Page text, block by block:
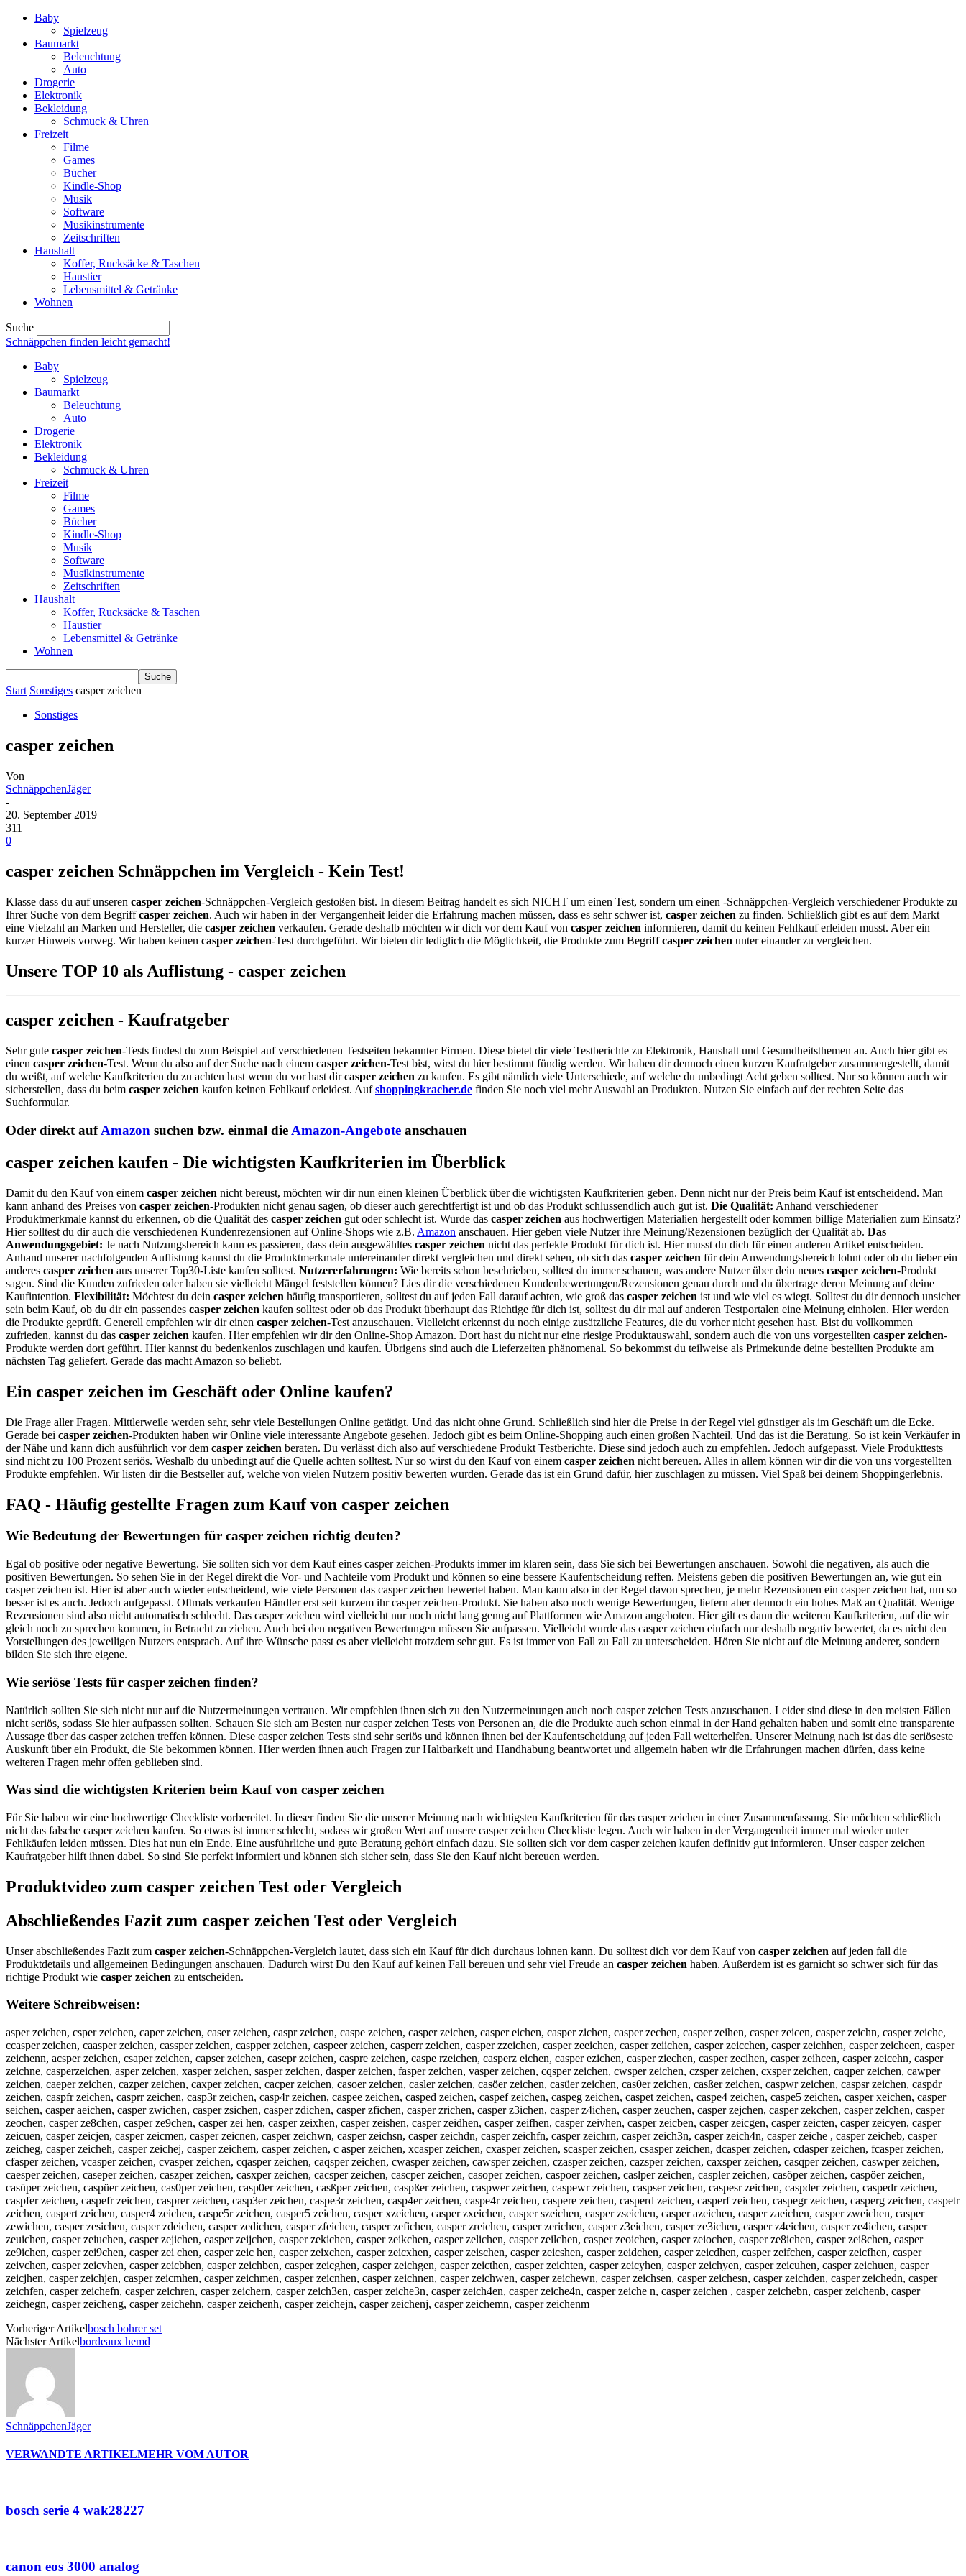
Baby
Spielzeug
Baumarkt
Beleuchtung
Auto
Drogerie
Elektronik
Bekleidung
Schmuck & Uhren
Freizeit
Filme
Games
Bücher
Kindle-Shop
Musik
Software
Musikinstrumente
Zeitschriften
Haushalt
Koffer, Rucksäcke & Taschen
Haustier
Lebensmittel & Getränke
Wohnen
Suche
Schnäppchen finden leicht gemacht!
Baby
Spielzeug
Baumarkt
Beleuchtung
Auto
Drogerie
Elektronik
Bekleidung
Schmuck & Uhren
Freizeit
Filme
Games
Bücher
Kindle-Shop
Musik
Software
Musikinstrumente
Zeitschriften
Haushalt
Koffer, Rucksäcke & Taschen
Haustier
Lebensmittel & Getränke
Wohnen
Start Sonstiges casper zeichen
Sonstiges
casper zeichen
Von
SchnäppchenJäger
-
20. September 2019
311
0
casper zeichen Schnäppchen im Vergleich - Kein Test!
Klasse dass du auf unseren casper zeichen-Schnäppchen-Vergleich gestoßen bist. In diesem Beitrag handelt es sich NICHT um einen Test, sondern um einen -Schnäppchen-Vergleich verschiedener Produkte zu
Ihrer Suche von dem Begriffcasper zeichen. Auch wir haben in der Vergangenheit leider die Erfahrung machen müssen, dass es sehr schwer ist, casper zeichen zu finden. Schließlich gibt es auf dem Markt
eine Vielzahl an Marken und Hersteller, die casper zeichen verkaufen. Gerade deshalb möchten wir dich vor dem Kauf von casper zeichen informieren, damit du keinen Fehlkauf erleiden musst. Aber ein
kurzer Hinweis vorweg. Wir haben keinen casper zeichen-Test durchgeführt. Wir bieten dir lediglich die Möglichkeit, die Produkte zum Begriffcasper zeichen unter einander zu vergleichen.
Unsere TOP 10 als Auflistung - casper zeichen
casper zeichen - Kaufratgeber
Sehr gute casper zeichen-Tests findest du zum Beispiel auf verschiedenen Testseiten bekannter Firmen. Diese bietet dir viele Testberichte zu Elektronik, Haushalt und Gesundheitsthemen an. Auch hier gibt es
einen casper zeichen-Test. Wenn du also auf der Suche nach einem casper zeichen-Test bist, wirst du hier bestimmt fündig werden. Wir haben dir dennoch einen kurzen Kaufratgeber zusammengestellt, damit
du weißt, auf welche Kaufkriterien du zu achten hast wenn du vor hast dircasper zeichen zu kaufen. Es gibt nämlich viele Unterschiede, auf welche du unbedingt Acht geben solltest. Nur so können auch wir
sicherstellen, dass du beim casper zeichen kaufen keinen Fehlkauf erleidest. Aufshoppingkracher.de finden Sie noch viel mehr Auswahl an Produkten. Nutzen Sie einfach auf der rechten Seite das
Suchformular.
Oder direkt aufAmazon suchen bzw. einmal die Amazon-Angebote anschauen
casper zeichen kaufen - Die wichtigsten Kaufkriterien im Überblick
Damit du den Kauf von einem casper zeichen nicht bereust, möchten wir dir nun einen kleinen Überblick über die wichtigsten Kaufkriterien geben. Denn nicht nur der Preis beim Kauf ist entscheidend. Man
kann anhand des Preises von casper zeichen-Produkten nicht genau sagen, ob dieser auch gerechtfertigt ist und ob das Produkt schlussendlich auch gut ist. Die Qualität: Anhand verschiedener
Produktmerkmale kannst du erkennen, ob die Qualität des casper zeichen gut oder schlecht ist. Wurde das casper zeichen aus hochwertigen Materialien hergestellt oder kommen billige Materialien zum Einsatz?
Hier solltest du dir auch die verschiedenen Kundenrezensionen auf Online-Shops wie z.B. Amazon anschauen. Hier geben viele Nutzer ihre Meinung/Rezensionen bezüglich der Qualität ab. Das
Anwendungsgebiet: Je nach Nutzungsbereich kann es passieren, dass dein ausgewähltes casper zeichen nicht das perfekte Produkt für dich ist. Hier musst du dich für einen anderen Artikel entscheiden.
Anhand unserer nachfolgenden Auflistung kannst du die Produktmerkmale untereinander direkt vergleichen und direkt sehen, ob sich das casper zeichen für dein Anwendungsbereich lohnt oder ob du lieber ein
anderes casper zeichen aus unserer Top30-Liste kaufen solltest. Nutzererfahrungen: Wie bereits schon beschrieben, solltest du immer schauen, was andere Nutzer über dein neues casper zeichen-Produkt
sagen. Sind die Kunden zufrieden oder haben sie vielleicht Mängel feststellen können? Lies dir die verschiedenen Kundenbewertungen/Rezensionen genau durch und du übertrage deren Meinung auf deine
Kaufintention. Flexibilität: Möchtest du dein casper zeichen häufig transportieren, solltest du auf jeden Fall darauf achten, wie groß das casper zeichen ist und wie viel es wiegt. Solltest du dir dennoch unsicher
sein beim Kauf, ob du dir ein passendes casper zeichen kaufen solltest oder ob das Produkt überhaupt das Richtige für dich ist, solltest du dir mal auf anderen Testportalen eine Meinung einholen. Hier werden
die Produkte geprüft. Generell empfehlen wir dir einen casper zeichen-Test anzuschauen. Vielleicht erkennst du noch einige zusätzliche Features, die du vorher nicht gesehen hast. Bist du vollkommen
zufrieden, kannst du das casper zeichen kaufen. Hier empfehlen wir dir den Online-Shop Amazon. Dort hast du nicht nur eine riesige Produktauswahl, sondern auch die von uns vorgestellten casper zeichen-
Produkte werden dort geführt. Hier kannst du bedenkenlos zuschlagen und kaufen. Übrigens sind auch die Lieferzeiten phänomenal. So bekommst du teilweise als Primekunde deine bestellten Produkte am
nächsten Tag geliefert. Gerade das macht Amazon so beliebt.
Ein casper zeichen im Geschäft oder Online kaufen?
Die Frage aller Fragen. Mittlerweile werden sehr, sehr viele Bestellungen Online getätigt. Und das nicht ohne Grund. Schließlich sind hier die Preise in der Regel viel günstiger als im Geschäft um die Ecke.
Gerade bei casper zeichen-Produkten haben wir Online viele interessante Angebote gesehen. Jedoch gibt es beim Online-Shopping auch einen großen Nachteil. Und das ist die Beratung. So ist kein Verkäufer in
der Nähe und kann dich ausführlich vor dem casper zeichen beraten. Du verlässt dich also auf verschiedene Produkt Testberichte. Diese sind jedoch auch zu empfehlen. Jedoch aufgepasst. Viele Produkttests
sind nicht zu 100 Prozent seriös. Weshalb du unbedingt auf die Quelle achten solltest. Nur so wirst du den Kauf von einem casper zeichen nicht bereuen. Alles in allem können wir dir die von uns vorgestellten
Produkte empfehlen. Wir listen dir die Bestseller auf, welche von vielen Nutzern positiv bewerten wurden. Gerade das ist ein Grund dafür, hier zuschlagen zu müssen. Viel Spaß bei deinem Shoppingerlebnis.
FAQ - Häufig gestellte Fragen zum Kauf von casper zeichen
Wie Bedeutung der Bewertungen für casper zeichen richtig deuten?
Egal ob positive oder negative Bewertung. Sie sollten sich vor dem Kauf eines casper zeichen-Produkts immer im klaren sein, dass Sie sich bei Bewertungen anschauen. Sowohl die negativen, als auch die
positiven Bewertungen. So sehen Sie in der Regel direkt die Vor- und Nachteile vom Produkt und können so eine bessere Kaufentscheidung reffen. Meistens geben die positiven Bewertungen an, wie gut ein
casper zeichen ist. Hier ist aber auch wieder entscheidend, wie viele Personen das casper zeichen bewertet haben. Man kann also in der Regel davon sprechen, je mehr Rezensionen ein casper zeichen hat, um so
besser ist es auch. Jedoch aufgepasst. Oftmals verkaufen Händler erst seit kurzem ihr casper zeichen-Produkt. Sie haben also noch wenige Bewertungen, liefern aber dennoch ein hohes Maß an Qualität. Wenige
Rezensionen sind also nicht automatisch schlecht. Das casper zeichen wird vielleicht nur noch nicht lang genug auf Plattformen wie Amazon angeboten. Hier gilt es dann die weiteren Kaufkriterien, auf die wir
gleich noch zu sprechen kommen, in Betracht zu ziehen. Auch bei den negativen Bewertungen müssen Sie aufpassen. Vielleicht wurde das casper zeichen einfach nur deshalb negativ bewertet, da es nicht den
Vorstellungen des jeweiligen Nutzers entsprach. Auf ihre Wünsche passt es aber vielleicht trotzdem sehr gut. Es ist immer von Fall zu Fall zu unterscheiden. Hören Sie nicht auf die Meinung anderer, sondern
bilden Sie sich ihre eigene.
Wie seriöse Tests für casper zeichen finden?
Natürlich sollten Sie sich nicht nur auf die Nutzermeinungen vertrauen. Wir empfehlen ihnen sich zu den Nutzermeinungen auch noch casper zeichen Tests anzuschauen. Leider sind diese in den meisten Fällen
nicht seriös, sodass Sie hier aufpassen sollten. Schauen Sie sich am Besten nur casper zeichen Tests von Personen an, die die Produkte auch schon einmal in der Hand gehalten haben und somit eine transparente
Aussage über das casper zeichen treffen können. Diese casper zeichen Tests sind sehr seriös und können ihnen bei der Kaufentscheidung auf jeden Fall weiterhelfen. Unserer Meinung nach ist das die seriöseste
Auskunft über ein Produkt, die Sie bekommen können. Hier werden ihnen auch Fragen zur Haltbarkeit und Handhabung beantwortet und allgemein haben wir die Erfahrungen machen dürfen, dass keine
weiteren Fragen mehr offen geblieben sind.
Was sind die wichtigsten Kriterien beim Kauf von casper zeichen
Für Sie haben wir eine hochwertige Checkliste vorbereitet. In dieser finden Sie die unserer Meinung nach wichtigsten Kaufkriterien für das casper zeichen in einer Zusammenfassung. Sie möchten schließlich
nicht das falsche casper zeichen kaufen. So etwas ist immer schlecht, sodass wir großen Wert auf unsere casper zeichen Checkliste legen. Auch wir haben in der Vergangenheit immer mal wieder unter
Fehlkäufen leiden müssen. Dies hat nun ein Ende. Eine ausführliche und gute Beratung gehört einfach dazu. Sie sollten sich vor dem casper zeichen kaufen definitiv gut informieren. Unser casper zeichen
Kaufratgeber hilft ihnen dabei. So sind Sie perfekt informiert und können sich sicher sein, dass Sie den Kauf nicht bereuen werden.
Produktvideo zum casper zeichen Test oder Vergleich
Abschließendes Fazit zum casper zeichen Test oder Vergleich
Unser abschließendes Fazit zum casper zeichen-Schnäppchen-Vergleich lautet, dass sich ein Kauf für dich durchaus lohnen kann. Du solltest dich vor dem Kauf von casper zeichen auf jeden fall die
Produktdetails und allgemeinen Bedingungen anschauen. Dadurch wirst Du den Kauf auf keinen Fall bereuen und sehr viel Freude an casper zeichen haben. Außerdem ist es garnicht so schwer sich für das
richtige Produkt wie casper zeichen zu entscheiden.
Weitere Schreibweisen:
asper zeichen, csper zeichen, caper zeichen, caser zeichen, caspr zeichen, caspe zeichen, casper zeichen, casper eichen, casper zichen, casper zechen, casper zeihen, casper zeicen, casper zeichn, casper zeiche,
ccasper zeichen, caasper zeichen, cassper zeichen, caspper zeichen, caspeer zeichen, casperr zeichen, casper zzeichen, casper zeeichen, casper zeiichen, casper zeicchen, casper zeichhen, casper zeicheen, casper
zeichenn, acsper zeichen, csaper zeichen, capser zeichen, casepr zeichen, caspre zeichen, caspe rzeichen, casperz eichen, casper ezichen, casper ziechen, casper zecihen, casper zeihcen, casper zeicehn, casper
zeichne, casperzeichen, asper zeichen, xasper zeichen, sasper zeichen, dasper zeichen, fasper zeichen, vasper zeichen, cqsper zeichen, cwsper zeichen, czsper zeichen, cxsper zeichen, caqper zeichen, cawper
zeichen, caeper zeichen, cazper zeichen, caxper zeichen, cacper zeichen, casoer zeichen, casler zeichen, casöer zeichen, casüer zeichen, cas0er zeichen, casßer zeichen, caspwr zeichen, caspsr zeichen, caspdr
zeichen, caspfr zeichen, casprr zeichen, casp3r zeichen, casp4r zeichen, caspee zeichen, casped zeichen, caspef zeichen, caspeg zeichen, caspet zeichen, caspe4 zeichen, caspe5 zeichen, casper xeichen, casper
seichen, casper aeichen, casper zwichen, casper zsichen, casper zdichen, casper zfichen, casper zrichen, casper z3ichen, casper z4ichen, casper zeuchen, casper zejchen, casper zekchen, casper zelchen, casper
zeochen, casper ze8chen, casper ze9chen, casper zei hen, casper zeixhen, casper zeishen, casper zeidhen, casper zeifhen, casper zeivhen, casper zeicben, casper zeicgen, casper zeicten, casper zeicyen, casper
zeicuen, casper zeicjen, casper zeicmen, casper zeicnen, casper zeichwn, casper zeichsn, casper zeichdn, casper zeichfn, casper zeichrn, casper zeich3n, casper zeich4n, casper zeiche , casper zeicheb, casper
zeicheg, casper zeicheh, casper zeichej, casper zeichem, casper zeichen, c asper zeichen, xcasper zeichen, cxasper zeichen, scasper zeichen, csasper zeichen, dcasper zeichen, cdasper zeichen, fcasper zeichen,
cfasper zeichen, vcasper zeichen, cvasper zeichen, cqasper zeichen, caqsper zeichen, cwasper zeichen, cawsper zeichen, czasper zeichen, cazsper zeichen, caxsper zeichen, casqper zeichen, caswper zeichen,
caesper zeichen, caseper zeichen, caszper zeichen, casxper zeichen, cacsper zeichen, cascper zeichen, casoper zeichen, caspoer zeichen, caslper zeichen, caspler zeichen, casöper zeichen, caspöer zeichen,
casüper zeichen, caspüer zeichen, cas0per zeichen, casp0er zeichen, casßper zeichen, caspßer zeichen, caspwer zeichen, caspewr zeichen, caspser zeichen, caspesr zeichen, caspder zeichen, caspedr zeichen,
caspfer zeichen, caspefr zeichen, casprer zeichen, casp3er zeichen, caspe3r zeichen, casp4er zeichen, caspe4r zeichen, caspere zeichen, casperd zeichen, casperf zeichen, caspegr zeichen, casperg zeichen, caspetr
zeichen, caspert zeichen, casper4 zeichen, caspe5r zeichen, casper5 zeichen, casper xzeichen, casper zxeichen, casper szeichen, casper zseichen, casper azeichen, casper zaeichen, casper zweichen, casper
zewichen, casper zesichen, casper zdeichen, casper zedichen, casper zfeichen, casper zefichen, casper zreichen, casper zerichen, casper z3eichen, casper ze3ichen, casper z4eichen, casper ze4ichen, casper
zeuichen, casper zeiuchen, casper zejichen, casper zeijchen, casper zekichen, casper zeikchen, casper zelichen, casper zeilchen, casper zeoichen, casper zeiochen, casper ze8ichen, casper zei8chen, casper
ze9ichen, casper zei9chen, casper zei chen, casper zeic hen, casper zeixchen, casper zeicxhen, casper zeischen, casper zeicshen, casper zeidchen, casper zeicdhen, casper zeifchen, casper zeicfhen, casper
zeivchen, casper zeicvhen, casper zeicbhen, casper zeichben, casper zeicghen, casper zeichgen, casper zeicthen, casper zeichten, casper zeicyhen, casper zeichyen, casper zeicuhen, casper zeichuen, casper
zeicjhen, casper zeichjen, casper zeicmhen, casper zeichmen, casper zeicnhen, casper zeichnen, casper zeichwen, casper zeichewn, casper zeichsen, casper zeichesn, casper zeichden, casper zeichedn, casper
zeichfen, casper zeichefn, casper zeichren, casper zeichern, casper zeich3en, casper zeiche3n, casper zeich4en, casper zeiche4n, casper zeiche n, casper zeichen , casper zeichebn, casper zeichenb, casper
zeichegn, casper zeicheng, casper zeichehn, casper zeichenh, casper zeichejn, casper zeichenj, casper zeichemn, casper zeichenm
Vorheriger Artikelbosch bohrer set
Nächster Artikelbordeaux hemd
SchnäppchenJäger
VERWANDTE ARTIKELMEHR VOM AUTOR
bosch serie 4 wak28227
canon eos 3000 analog